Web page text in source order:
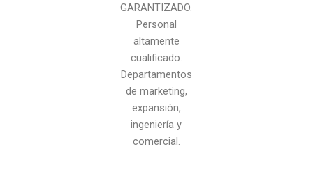
GARANTIZADO.
Personal
altamente
cualificado.
Departamentos
de marketing,
expansión,
ingeniería y
comercial.